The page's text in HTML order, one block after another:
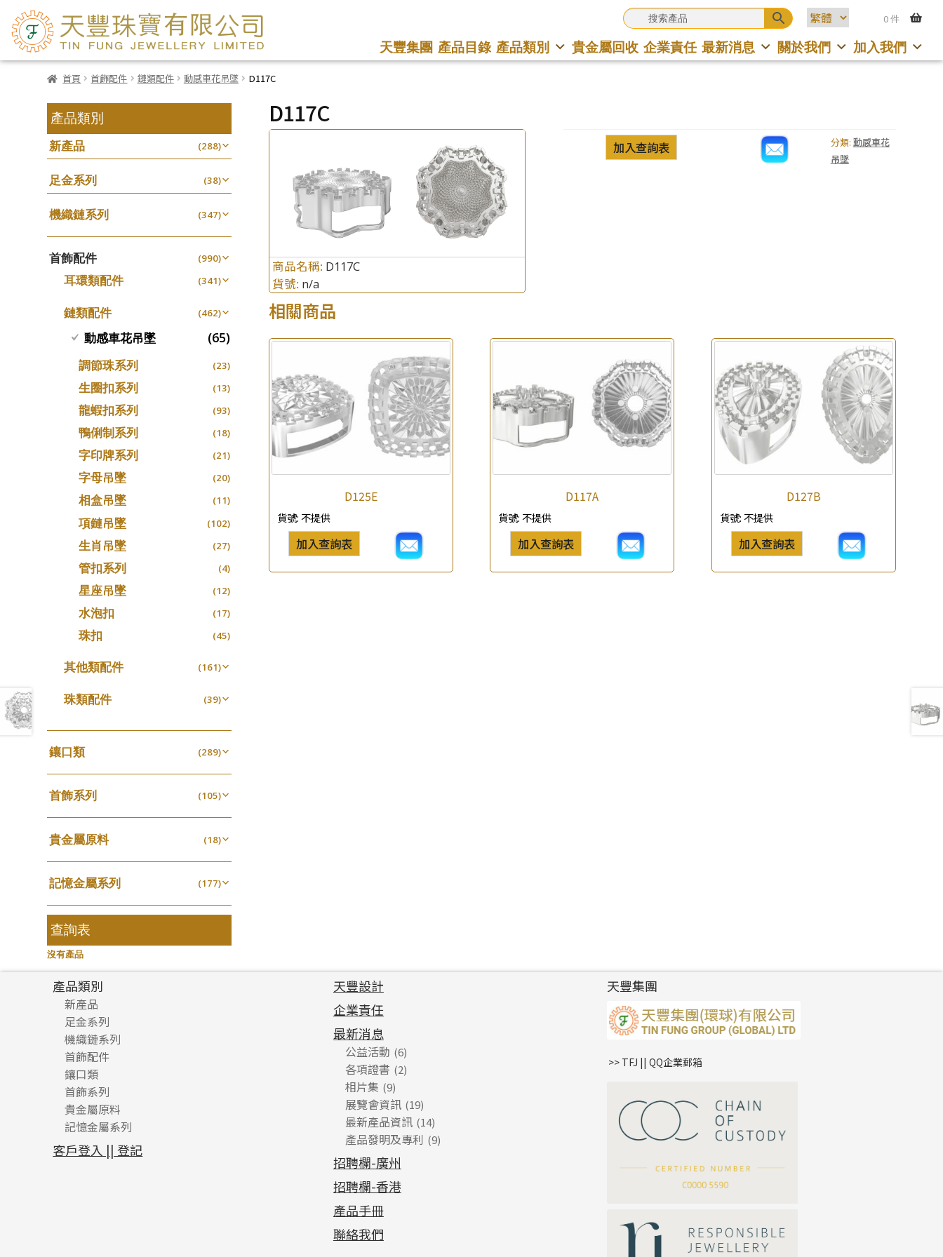
0 件
天豐集團 產品目錄 產品類別 貴金屬回收 企業責任 最新消息 關於我們 加入我們
首頁 首飾配件 鏈類配件 動感車花吊墜 D117C
D117C
產品查詢
商品名稱: D117C
貨號: n/a
分類: 動感車花
吊墜
加入查詢表
相關商品
D125E
貨號:不提供
加入查詢表
D117A
貨號: 不提供
加入查詢表
D127B
貨號:不提供
加入查詢表
產品類別
新產品 (288)
足金系列 (38)
機織鏈系列 (347)
珠仔鏈 (25)
镶口链 (61)
管狀網鏈 (11)
十字鏈系列
十字閃O鏈系列
十字錘打鏈系列 (17)
側身車花鏈系列 (8)
側身鏈系列 (9)
肖邦鏈系列 (14)
雙十字鏈系列 (4)
水波鏈系列 (4)
蛇骨鏈系列 (6)
鏈尾系列 (6)
盒子鏈系列 (6)
嘴唇鏈系列 (3)
竹節鏈系列 (5)
S車花鏈系列 (1)
珍珠鏈系列 (3)
坦克鏈系列 (9)
刀片鏈系列
方假繩鏈系列 (1)
心心鏈系列 (6)
首飾配件 (990)
耳環類配件 (341)
卷迫系列
梅花迫系列 (19)
平臺迫系列 (74)
綫拍系列 (42)
美拍系列 (16)
耳針系列 (6)
耳環扣系列 (29)
耳綫/耳鈎系列 (25)
耳環爪頭 (29)
耳環 (71)
鏈類配件 (462)
動感車花吊墜 (65)
調節珠系列 (23)
生圈扣系列 (13)
龍蝦扣系列 (93)
鴨俐制系列 (18)
字印牌系列 (21)
字母吊墜 (20)
相盒吊墜 (11)
項鏈吊墜 (102)
生肖吊墜 (27)
管扣系列 (4)
星座吊墜 (12)
水泡扣 (17)
珠扣 (45)
其他類配件 (161)
珠盤系列
焊片及鐳射綫 (2)
空心車花管 (19)
其他
珠類配件 (39)
空心光身珠
空心批花珠
鑲口類 (289)
四爪頭系列 (20)
六爪頭系列 (41)
車花片 (35)
動感車花片 (20)
鑲口戒指 (16)
鑲口手鏈系列 (146)
首飾系列 (105)
手镯系列 (8)
戒指系列 (8)
空心耳環 (27)
空心车花管首饰链 (15)
空心手鐲系列 (8)
牛仔鏈
貴金屬原料 (18)
千足金 (18)
記憶金屬系列 (177)
記憶戒指 (30)
拉簧珠珠手鏈
記憶鈦手鐲
查詢表
沒有產品
*你的名字
公司名稱
產品類別
新產品
足金系列
足金配件
機織鏈系列
珠仔鏈
镶口链
管狀網鏈
十字車花鏈系列
十字閃O鏈系列
十字錘打鏈系列
側身車花鏈系列
首飾配件
耳環類配件
卷迫系列
螺絲迫系列
梅花迫系列
平臺迫系列
綫拍系列
鏈類配件
動感車花吊墜
調節珠系列
生圈扣系列
龍蝦扣系列
其他類配件
珠盤系列
袖口鈕系列
焊片及鐳射綫
珠類配件
無孔光身珠
空心光身珠
鑲口類
四爪頭系列
六爪頭系列
車花片
動感車花片
鑲口戒指
首飾系列
手镯系列
戒指系列
空心耳環
空心车花管首饰链
貴金屬原料
千足金
記憶金屬系列
記憶戒指
拉簧珠珠手鏈
客戶登入 || 登記
天豐設計
企業責任
最新消息
公益活動 (6)
各項證書 (2)
相片集 (9)
展覽會資訊 (19)
最新產品資訊 (14)
產品發明及專利 (9)
招聘欄-廣州
招聘欄-香港
產品手冊
聯絡我們
天豐集團
>> TFJ || QQ企業郵箱